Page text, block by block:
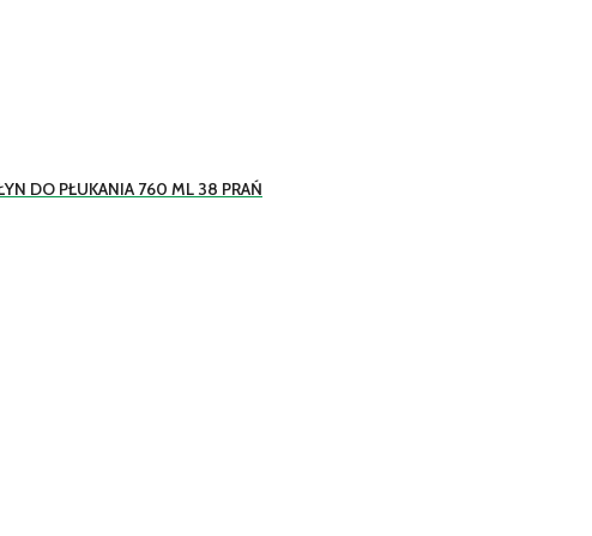
DO PŁUKANIA 760 ML 38 PRAŃ